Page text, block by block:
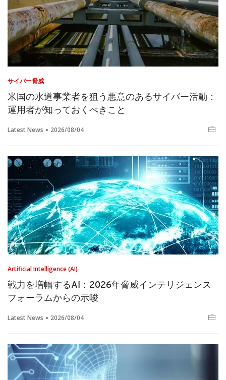
サイバー脅威
米国の水道事業者を狙う悪意のあるサイバー活動：
運用者が知っておくべきこと
Latest News 2026/08/04
Artificial Intelligence (AI)
戦力を増幅するAI：2026年脅威インテリジェンス
フォーラムからの示唆
Latest News 2026/08/04